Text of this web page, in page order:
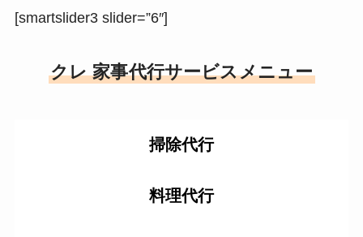
[smartslider3 slider=”6″]
クレ 家事代行サービスメニュー
掃除代行
料理代行